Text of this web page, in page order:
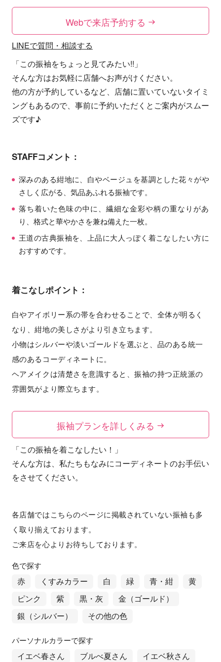
Webで来店予約する
LINEで質問・相談する
「この振袖をちょっと見てみたい!!」
そんな方はお気軽に店舗へお声がけください。
他の方が予約しているなど、店舗に置いていないタイミ
ングもあるので、事前に予約いただくとご案内がスムー
ズです♪
STAFFコメント：
深みのある紺地に、白やベージュを基調とした花々がや
さしく広がる、気品あふれる振袖です。
落ち着いた色味の中に、繊細な金彩や柄の重なりがあ
り、格式と華やかさを兼ね備えた一枚。
王道の古典振袖を、上品に大人っぽく着こなしたい方に
おすすめです。
着こなしポイント：
白やアイボリー系の帯を合わせることで、全体が明るく
なり、紺地の美しさがより引き立ちます。
小物はシルバーや淡いゴールドを選ぶと、品のある統一
感のあるコーディネートに。
ヘアメイクは清楚さを意識すると、振袖の持つ正統派の
雰囲気がより際立ちます。
振袖プランを詳しくみる
「この振袖を着こなしたい！」
そんな方は、私たちもなみにコーディネートのお手伝い
をさせてください。
各店舗ではこちらのページに掲載されていない振袖も多
く取り揃えております。
ご来店を心よりお待ちしております。
色で探す
赤 くすみカラー 白 緑 青・紺
黄
ピンク
紫 黒・灰
金（ゴールド）
銀（シルバー）
その他の色
パーソナルカラーで探す
イエベ春さん ブルべ夏さん
イエベ秋さん